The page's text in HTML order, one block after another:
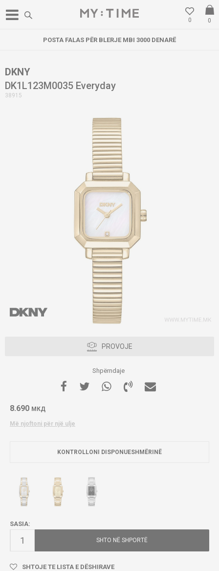
0
0
POSTA FALAS PËR BLERJE MBI 3000 DENARË
DKNY
DK1L123M0035 Everyday
38915
PROVOJE
Shpërndaje
8.690 МКД
Më njoftoni për një ulje
KONTROLLONI DISPONUESHMËRINË
SASIA:
SHTO NË SHPORTË
SHTOJE TE LISTA E DËSHIRAVE